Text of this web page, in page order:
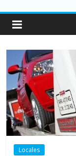
Locales